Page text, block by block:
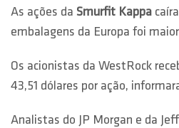
As ações da Smurfit Kappa
embalagens da Europa foi
Os acionistas da WestRock
43,51 dólares por ação,
Analistas do JP Morgan e da